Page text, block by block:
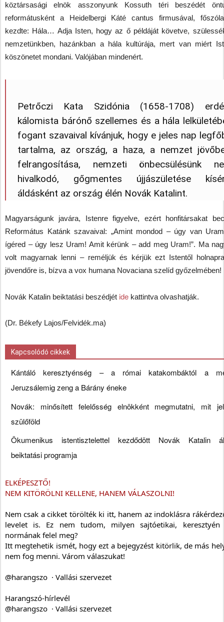
köztársasági elnök asszonyunk Kossuth téri beszédét
reformátusként a Heidelbergi Káté cantus firmusával,
kezdte: Hála… Adja Isten, hogy az ő példáját követve,
nemzetünkben, hazánkban a hála kultúrája, mert van miért
köszönetet mondani. Valójában mindenért.
Petrőczi Kata Szidónia (1658-1708)
kálomista bárónő szellemes és a hála
fogant szavaival kívánjuk, hogy e jeles nap
tartalma, az ország, a haza, a nemzet
felrangosítása, nemzeti önbecsülésünk
hivalkodó, gőgmentes újjászületése
áldásként az ország élén Novák Katalint.
Magyarságunk javára, Istenre figyelve, ezért honfitársakat
Református Katánk szavaival: „Amint mondod – úgy van
ígéred – úgy lesz Uram! Amit kérünk – add meg Uram!”. Ma
volt magyarnak lenni – reméljük és kérjük ezt Istentől
jövendőre is, bízva a vox humana Novaciana szelíd győzelmében!
Novák Katalin beiktatási beszédjét ide kattintva olvashatják.
(Dr. Békefy Lajos/Felvidék.ma)
Kapcsolódó cikkek
Kántáló keresztyénség – a római katakombáktól a
Jeruzsálemig zeng a Bárány éneke
Novák: minősített felelősség elnökként megmutatni, mit
szülőföld
Ökumenikus istentisztelettel kezdődött Novák Katalin
beiktatási programja
ELKÉPESZTŐ!
NEM KITÖRÖLNI KELLENE, HANEM VÁLASZOLNI!
Nem csak a cikket törölték ki itt, hanem az indoklásra
levelet is. Ez nem tudom, milyen sajtóetikai, keresztyén
normának felel meg?
Itt megtehetik ismét, hogy ezt a bejegyzést kitörlik, de más
nem fog menni. Várom válaszukat!
@harangszo  · Vallási szervezet
Harangszó-hírlevél
@harangszo  · Vallási szervezet